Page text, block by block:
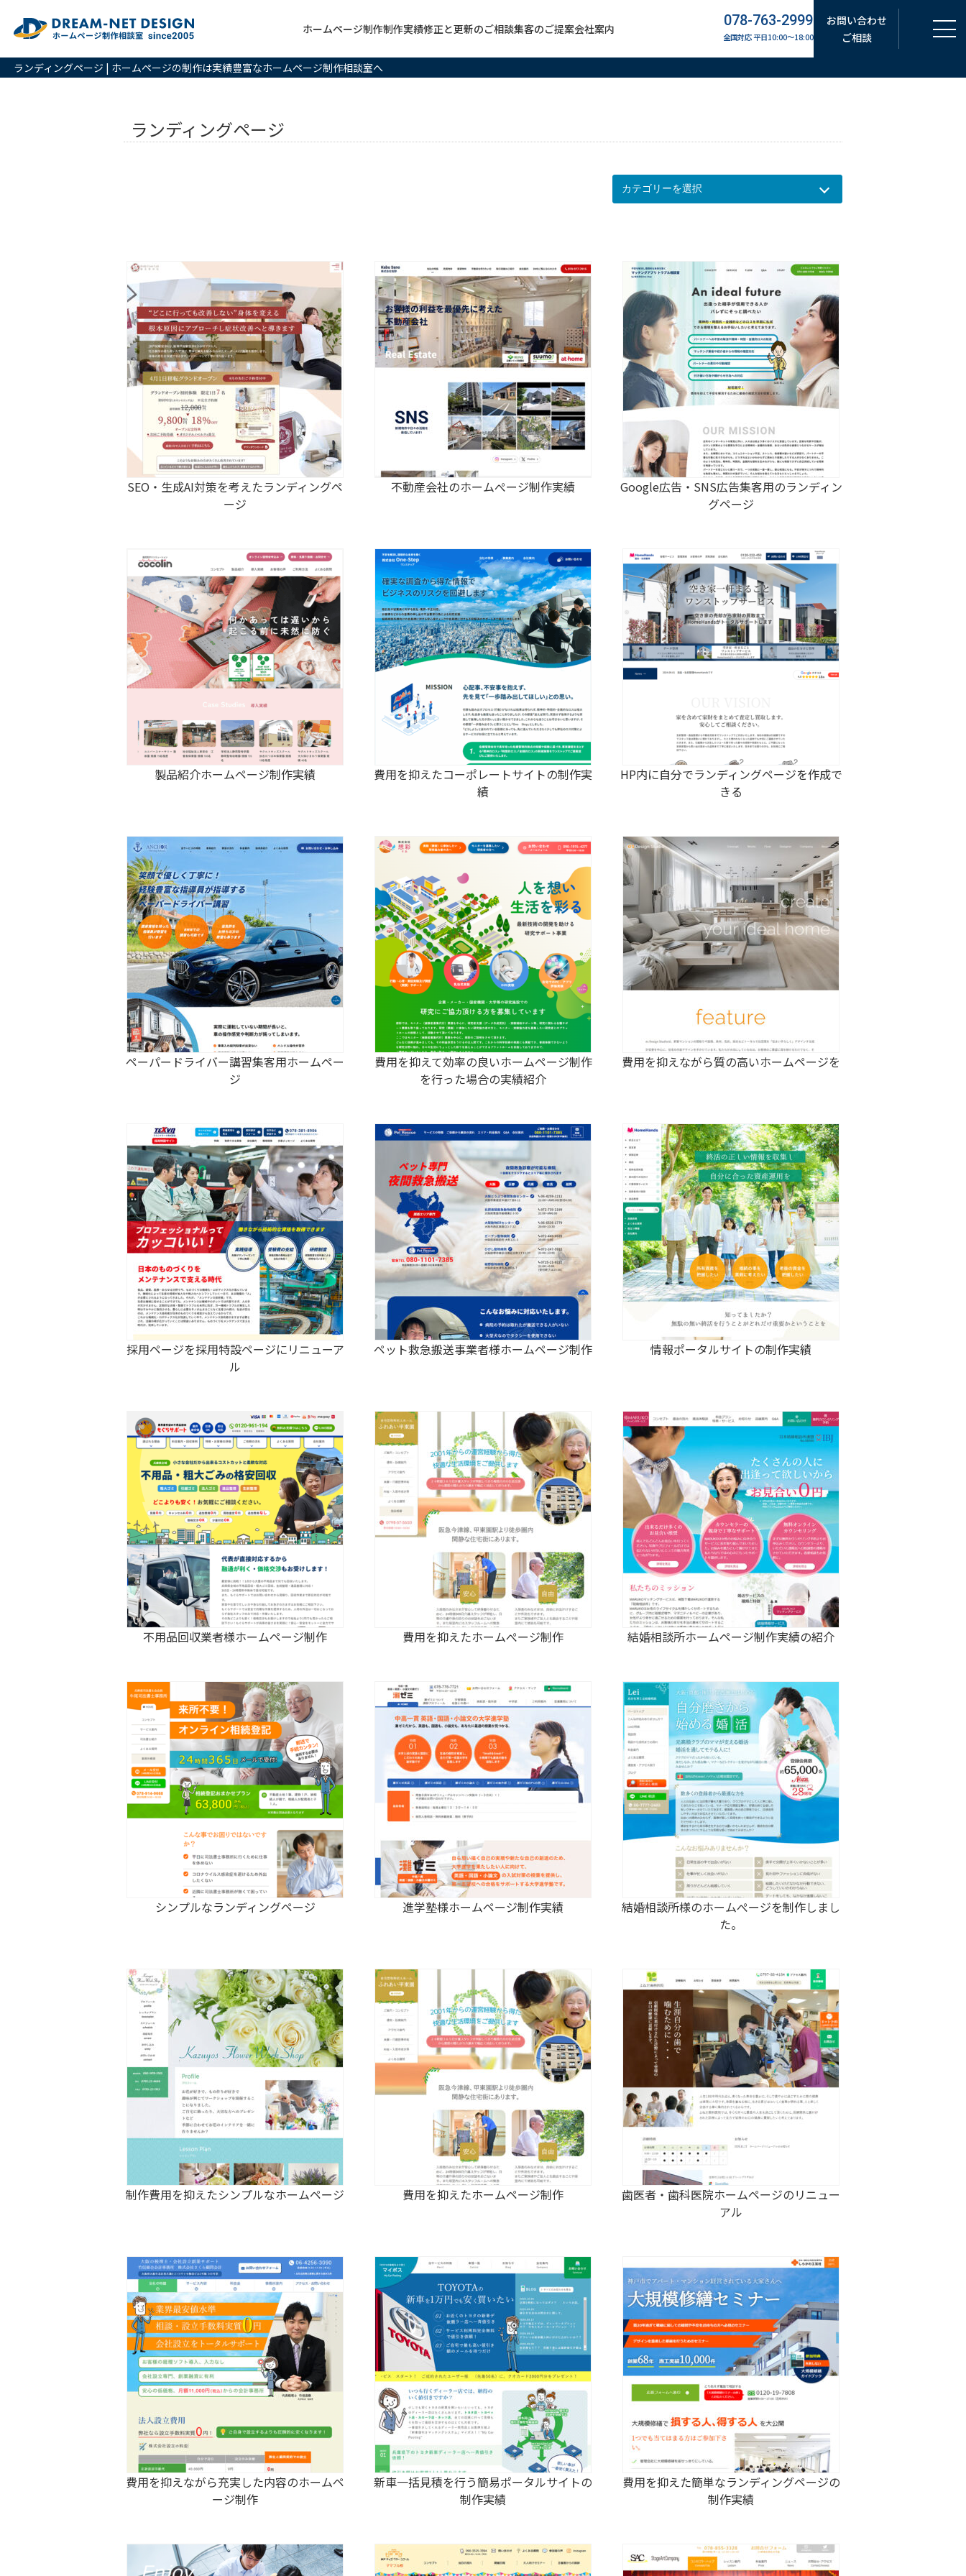
ランディングページ | ホームページの制作は実績豊富なホームページ制作相談室へ
ホームページ制作制作実績修正と更新のご相談集客のご提案会社案内 078-763-2999
全国対応 平日10:00～18:00
お問い合わせ
ご相談
ランディングページ
SEO・生成AI対策を考えたランディングペ
ージ
不動産会社のホームぺージ制作実績
Google広告・SNS広告集客用のランディン
グページ
製品紹介ホームページ制作実績
費用を抑えたコーポレートサイトの制作実
績
HP内に自分でランディングページを作成で
きる
ペーパードライバー講習集客用ホームペー
ジ
費用を抑えて効率の良いホームページ制作
を行った場合の実績紹介
費用を抑えながら質の高いホームページを
採用ページを採用特設ページにリニューア
ル
ペット救急搬送事業者様ホームページ制作 情報ポータルサイトの制作実績
不用品回収業者様ホームページ制作 費用を抑えたホームぺージ制作 結婚相談所ホームページ制作実績の紹介
シンプルなランディングページ 進学塾様ホームページ制作実績
結婚相談所様のホームぺージを制作しまし
た。
制作費用を抑えたシンプルなホームページ 費用を抑えたホームページ制作
歯医者・歯科医院ホームページのリニュー
アル
費用を抑えながら充実した内容のホームペ
ージ制作
新車一括見積を行う簡易ポータルサイトの
制作実績
費用を抑えた簡単なランディングページの
制作実績